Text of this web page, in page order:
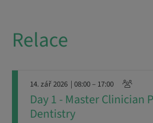
Relace
14. zář 2026 | 08:00 – 17:00
Day 1 - Master
Dentistry